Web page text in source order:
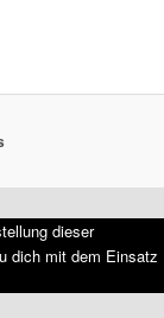
dieser
dich mit dem Einsatz